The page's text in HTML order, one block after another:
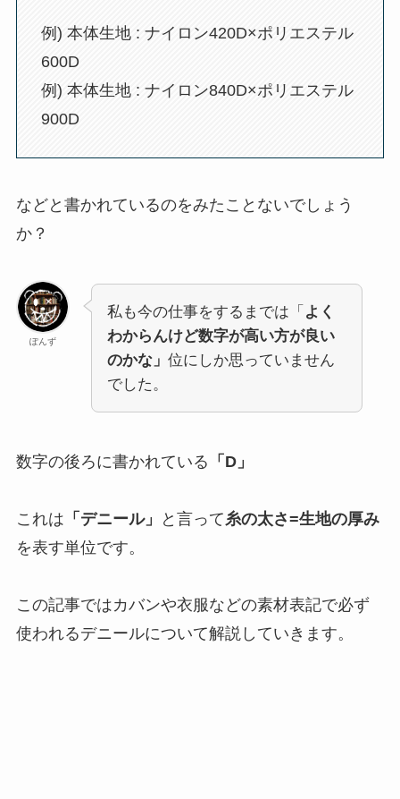
例) 本体生地 : ナイロン420D×ポリエステル
600D
例) 本体生地 : ナイロン840D×ポリエステル
900D
などと書かれているのをみたことないでしょう
か？
ぽんず
私も今の仕事をするまでは「 よく
わからんけど数字が高い方が良い
のかな」 位にしか思っていません
でした。
数字の後ろに書かれている 「D」
これは 「デニール」 と言って糸の太さ=生地の厚み
を表す単位です。
この記事ではカバンや衣服などの素材表記で必ず
使われるデニールについて解説していきます。